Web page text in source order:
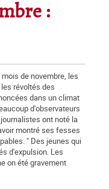
:
de novembre, les
révoltés des
dans un climat
d'observateurs
ont noté la
montré ses fesses
" Des jeunes qui
d'expulsion. Les
on été gravement